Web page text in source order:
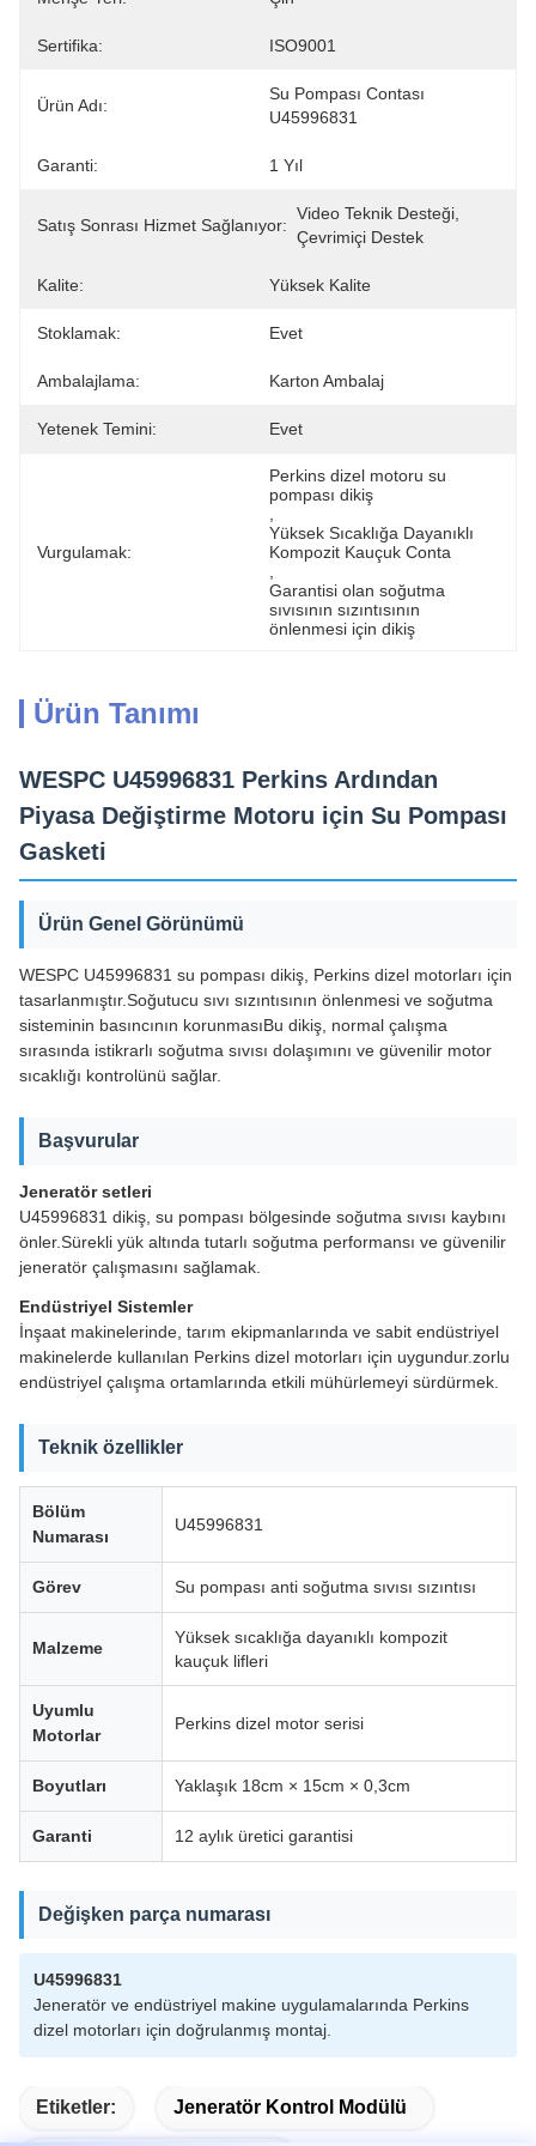
Sertifika: ISO9001
Ürün Adı:
Su Pompası Contası
U45996831
Garanti: 1 Yıl
Satış Sonrası Hizmet Sağlanıyor:
Video Teknik Desteği,
Çevrimiçi Destek
Kalite: Yüksek Kalite
Stoklamak: Evet
Ambalajlama: Karton Ambalaj
Yetenek Temini: Evet
Vurgulamak:
Perkins dizel motoru su
pompası dikiş
Yüksek Sıcaklığa Dayanıklı
Kompozit Kauçuk Conta
Garantisi olan soğutma
sıvısının sızıntısının
önlenmesi için dikiş
Ürün Tanımı
WESPC U45996831 Perkins Ardından
Piyasa Değiştirme Motoru için Su Pompası
Gasketi
Ürün Genel Görünümü
WESPC U45996831 su pompası dikiş, Perkins dizel motorları için
tasarlanmıştır.Soğutucu sıvı sızıntısının önlenmesi ve soğutma
sisteminin basıncının korunmasıBu dikiş, normal çalışma
sırasında istikrarlı soğutma sıvısı dolaşımını ve güvenilir motor
sıcaklığı kontrolünü sağlar.
Başvurular
Jeneratör setleri
U45996831 dikiş, su pompası bölgesinde soğutma sıvısı kaybını
önler.Sürekli yük altında tutarlı soğutma performansı ve güvenilir
jeneratör çalışmasını sağlamak.
Endüstriyel Sistemler
İnşaat makinelerinde, tarım ekipmanlarında ve sabit endüstriyel
makinelerde kullanılan Perkins dizel motorları için uygundur.zorlu
endüstriyel çalışma ortamlarında etkili mühürlemeyi sürdürmek.
Teknik özellikler
Bölüm
Numarası
U45996831
Görev Su pompası anti soğutma sıvısı sızıntısı
Malzeme
Yüksek sıcaklığa dayanıklı kompozit
kauçuk lifleri
Uyumlu
Motorlar
Perkins dizel motor serisi
Boyutları Yaklaşık 18cm × 15cm × 0,3cm
Garanti 12 aylık üretici garantisi
Değişken parça numarası
U45996831
Jeneratör ve endüstriyel makine uygulamalarında Perkins
dizel motorları için doğrulanmış montaj.
Etiketler: Jeneratör Kontrol Modülü